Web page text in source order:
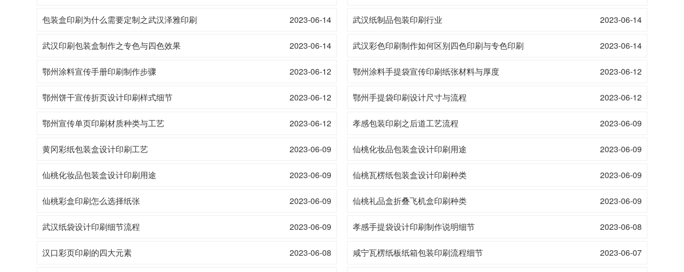
2023-06-14
包装盒印刷为什么需要定制之武汉泽雅印刷 2023-06-14
武汉纸制品包装印刷行业
2023-06-14
武汉印刷包装盒制作之专色与四色效果 2023-06-14
武汉彩色印刷制作如何区别四色印刷与专色印刷
2023-06-12
鄂州涂料宣传手册印刷制作步骤 2023-06-12
鄂州涂料手提袋宣传印刷纸张材料与厚度
2023-06-12
鄂州饼干宣传折页设计印刷样式细节 2023-06-12
鄂州手提袋印刷设计尺寸与流程
2023-06-12
鄂州宣传单页印刷材质种类与工艺 2023-06-09
孝感包装印刷之后道工艺流程
2023-06-09
黄冈彩纸包装盒设计印刷工艺 2023-06-09
仙桃化妆品包装盒设计印刷用途
2023-06-09
仙桃化妆品包装盒设计印刷用途 2023-06-09
仙桃瓦楞纸包装盒设计印刷种类
2023-06-09
仙桃彩盒印刷怎么选择纸张 2023-06-09
仙桃礼品盒折叠飞机盒印刷种类
2023-06-09
武汉纸袋设计印刷细节流程 2023-06-08
孝感手提袋设计印刷制作说明细节
2023-06-08
汉口彩页印刷的四大元素 2023-06-07
咸宁瓦楞纸板纸箱包装印刷流程细节